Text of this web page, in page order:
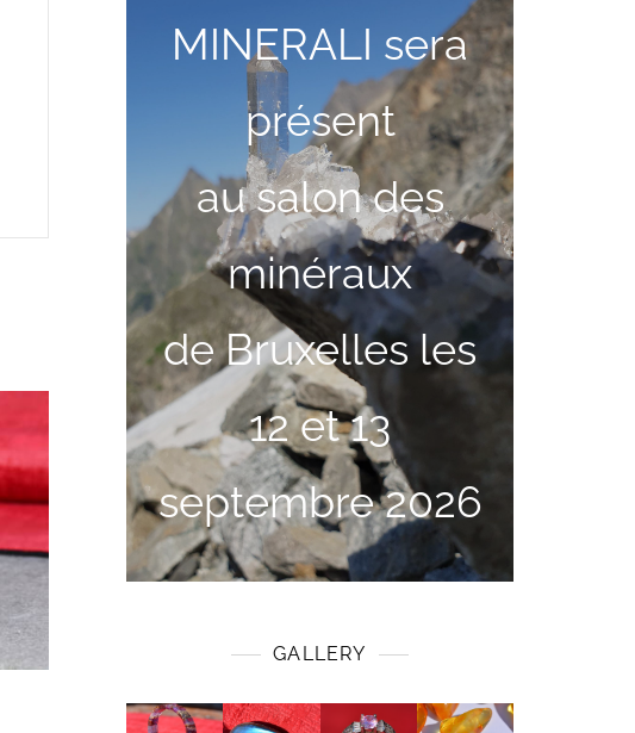
MINERALI sera
présent
au salon des
minéraux
de Bruxelles les
12 et 13
septembre 2026
GALLERY